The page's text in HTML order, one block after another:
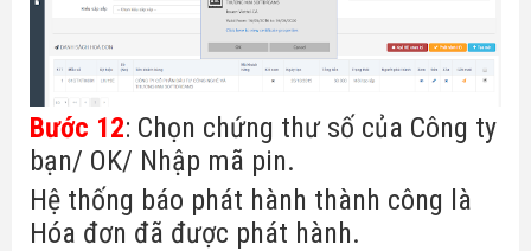
Bước 12: Chọn chứng thư số của Công ty
bạn/ OK/ Nhập mã pin.
Hệ thống báo phát hành thành công là
Hóa đơn đã được phát hành.